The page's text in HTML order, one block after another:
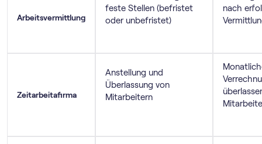
Arbeitsvermittlung
feste Stellen (befristet
oder unbefristet)
nach
Zeitarbeitafirma
Anstellung und
Überlassung von
Mitarbeitern